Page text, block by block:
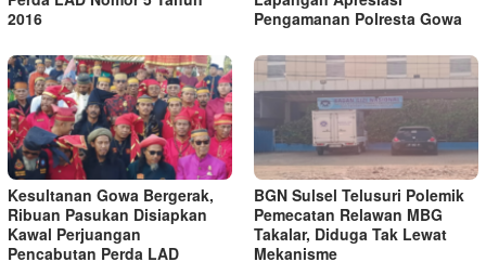
2016
Pengamanan Polresta Gowa
Kesultanan Gowa Bergerak,
Ribuan Pasukan Disiapkan
Kawal Perjuangan
Pencabutan Perda LAD
BGN Sulsel Telusuri Polemik
Pemecatan Relawan MBG
Takalar, Diduga Tak Lewat
Mekanisme